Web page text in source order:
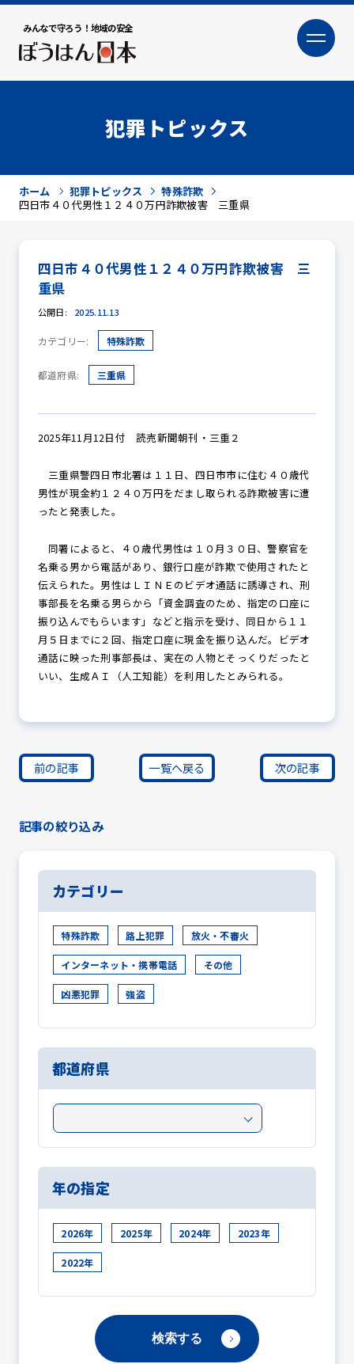
みんなで守ろう！地域の安全
大
防犯活動ニュース
防犯パトロール
防犯セミナー
防犯対策情報
防犯協力会について
犯罪トピックス
ホーム 犯罪トピックス
特殊詐欺
四日市４０代男性１２４０万円詐欺被害 三重県
四日市４０代男性１２４０万円詐欺被害 三
重県
公開日: 2025.11.13
カテゴリー: 特殊詐欺
都道府県: 三重県
2025年11月12日付 読売新聞朝刊・三重２
三重県警四日市北署は１１日、四日市市に住む４０歳代
男性が現金約１２４０万円をだまし取られる詐欺被害に遭
ったと発表した。
同署によると、４０歳代男性は１０月３０日、警察官を
名乗る男から電話があり、銀行口座が詐欺で使用されたと
伝えられた。男性はＬＩＮＥのビデオ通話に誘導され、刑
事部長を名乗る男らから「資金調査のため、指定の口座に
振り込んでもらいます」などと指示を受け、同日から１１
月５日までに２回、指定口座に現金を振り込んだ。ビデオ
通話に映った刑事部長は、実在の人物とそっくりだったと
いい、生成ＡＩ（人工知能）を利用したとみられる。
前の記事 一覧へ戻る 次の記事
記事の絞り込み
カテゴリー
特殊詐欺 路上犯罪 放火・不審火
インターネット・携帯電話 その他
凶悪犯罪 強盗
都道府県
年の指定
2026年 2025年 2024年 2023年
2022年